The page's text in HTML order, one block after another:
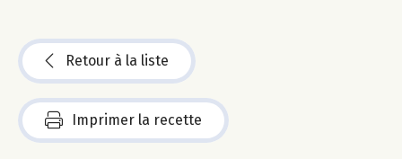
Retour à la liste
Imprimer la recette